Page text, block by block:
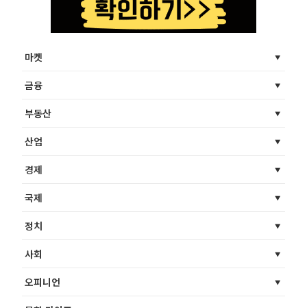
마켓
금융
부동산
산업
경제
국제
정치
사회
오피니언